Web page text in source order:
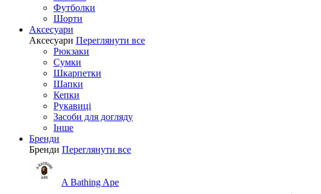
Футболки
Шорти
Аксесуари
Аксесуари Переглянути все
Рюкзаки
Сумки
Шкарпетки
Шапки
Кепки
Рукавиці
Засоби для догляду
Інше
Бренди
Бренди Переглянути все
A Bathing Ape